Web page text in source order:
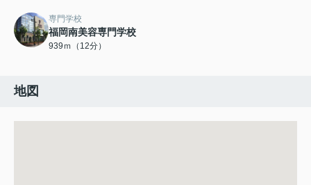
専門学校
福岡南美容専門学校
939ｍ（12分）
地図